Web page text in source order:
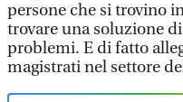
persone che si trovino
trovare una soluzione
problemi. E di fatto
magistrati nel settore